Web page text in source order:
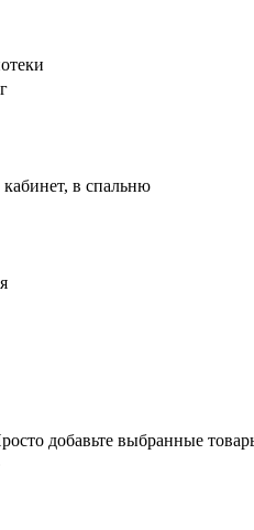
в спальню
добавьте выбранные